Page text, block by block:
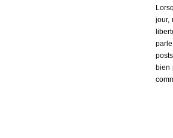
jour,
bien